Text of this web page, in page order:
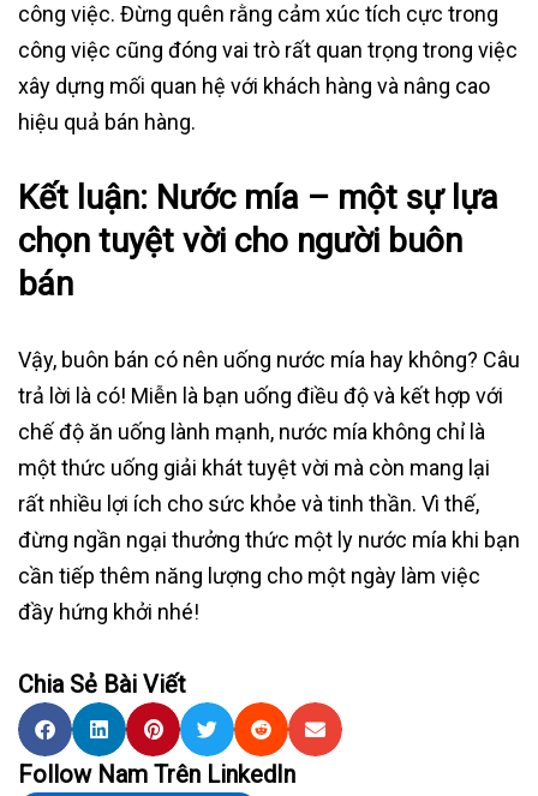
công việc. Đừng quên rằng cảm xúc tích cực trong
công việc cũng đóng vai trò rất quan trọng trong việc
xây dựng mối quan hệ với khách hàng và nâng cao
hiệu quả bán hàng.
Kết luận: Nước mía – một sự lựa
chọn tuyệt vời cho người buôn
bán
Vậy, buôn bán có nên uống nước mía hay không? Câu
trả lời là có! Miễn là bạn uống điều độ và kết hợp với
chế độ ăn uống lành mạnh, nước mía không chỉ là
một thức uống giải khát tuyệt vời mà còn mang lại
rất nhiều lợi ích cho sức khỏe và tinh thần. Vì thế,
đừng ngần ngại thưởng thức một ly nước mía khi bạn
cần tiếp thêm năng lượng cho một ngày làm việc
đầy hứng khởi nhé!
Chia Sẻ Bài Viết
Follow Nam Trên LinkedIn